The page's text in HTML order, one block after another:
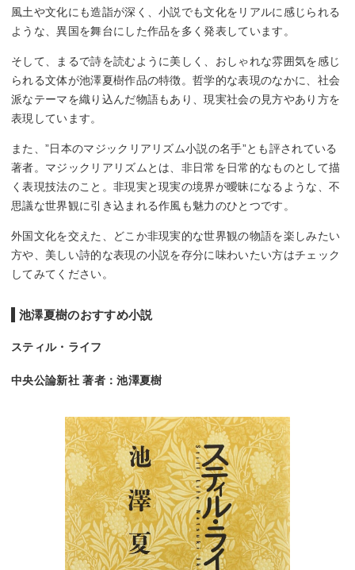
風土や文化にも造詣が深く、小説でも文化をリアルに感じられる
ような、異国を舞台にした作品を多く発表しています。
そして、まるで詩を読むように美しく、おしゃれな雰囲気を感じ
られる文体が池澤夏樹作品の特徴。哲学的な表現のなかに、社会
派なテーマを織り込んだ物語もあり、現実社会の見方やあり方を
表現しています。
また、”日本のマジックリアリズム小説の名手”とも評されている
著者。マジックリアリズムとは、非日常を日常的なものとして描
く表現技法のこと。非現実と現実の境界が曖昧になるような、不
思議な世界観に引き込まれる作風も魅力のひとつです。
外国文化を交えた、どこか非現実的な世界観の物語を楽しみたい
方や、美しい詩的な表現の小説を存分に味わいたい方はチェック
してみてください。
池澤夏樹のおすすめ小説
スティル・ライフ
中央公論新社 著者：池澤夏樹